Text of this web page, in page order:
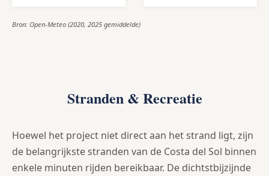
Bron: Open-Meteo (2020, 2025 gemiddelde)
Stranden & Recreatie
Hoewel het project niet direct aan het strand ligt, zijn
de belangrijkste stranden van de Costa del Sol binnen
enkele minuten rijden bereikbaar. De dichtstbijzijnde